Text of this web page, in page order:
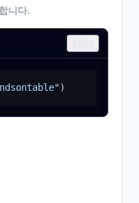
니다.
)